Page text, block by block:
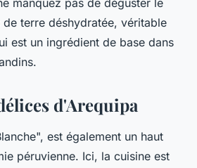
manquez pas de déguster le
de terre déshydratée, véritable
est un ingrédient de base dans
d'Arequipa
est également un haut
péruvienne. Ici, la cuisine est